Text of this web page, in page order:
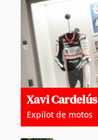
Xavi Cardelús
Expilot de motos